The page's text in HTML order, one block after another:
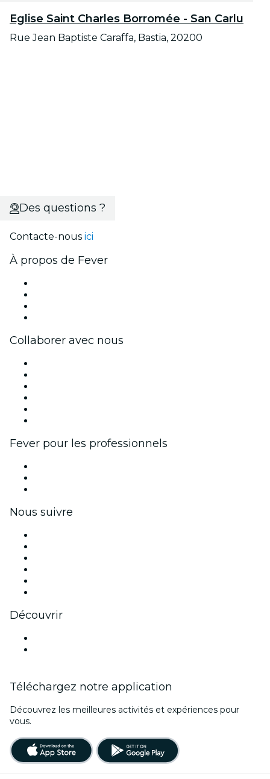
Eglise Saint Charles Borromée - San Carlu
Rue Jean Baptiste Caraffa, Bastia, 20200
Des questions ?
Contacte-nous ici
À propos de Fever
Collaborer avec nous
Fever pour les professionnels
Nous suivre
Découvrir
Téléchargez notre application
Découvrez les meilleures activités et expériences pour
vous.